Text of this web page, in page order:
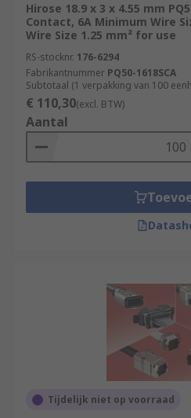
Hirose 18.9 x 3 x 4.55 mm
Contact, 6A Minimum Wire
Wire Size 1.25 mm² for use
RS-stocknr. 176-6294
Fabrikantnummer PQ50-1618SCA
Subtotaal (1 verpakking van 100
€ 110,30(excl. BTW)
Aantal
Tijdelijk niet op voorraad